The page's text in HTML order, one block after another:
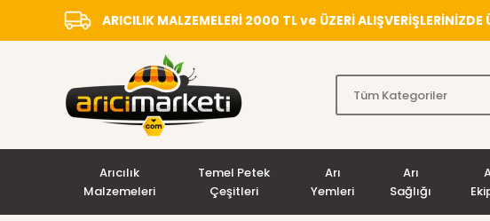
ARICILIK MALZEMELERİ 2000 TL ve ÜZERİ ALIŞVERİŞLERİNİZDE
Arıcılık
Malzemeleri
Temel Petek
Çeşitleri
Arı
Yemleri
Arı
Sağlığı